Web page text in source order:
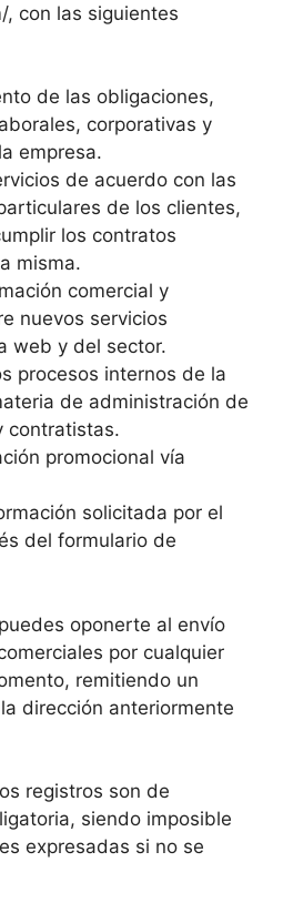
con las siguientes
de las obligaciones,
corporativas y
empresa.
de acuerdo con las
de los clientes,
los contratos
misma.
comercial y
nuevos servicios
web y del sector.
procesos internos de la
de administración de
contratistas.
promocional vía
solicitada por el
del formulario de
oponerte al envío
por cualquier
remitiendo un
dirección anteriormente
registros son de
siendo imposible
expresadas si no se